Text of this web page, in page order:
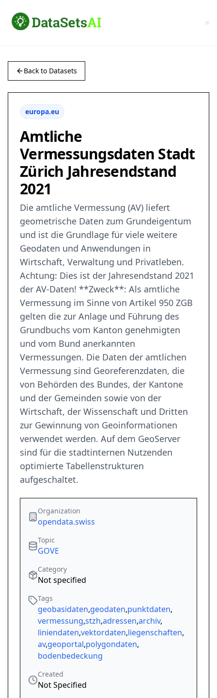
Back to Datasets
europa.eu
Amtliche
Vermessungsdaten Stadt
Zürich Jahresendstand
2021
Die amtliche Vermessung (AV) liefert
geometrische Daten zum Grundeigentum
und ist die Grundlage für viele weitere
Geodaten und Anwendungen in
Wirtschaft, Verwaltung und Privatleben.
Achtung: Dies ist der Jahresendstand 2021
der AV-Daten! **Zweck**: Als amtliche
Vermessung im Sinne von Artikel 950 ZGB
gelten die zur Anlage und Führung des
Grundbuchs vom Kanton genehmigten
und vom Bund anerkannten
Vermessungen. Die Daten der amtlichen
Vermessung sind Georeferenzdaten, die
von Behörden des Bundes, der Kantone
und der Gemeinden sowie von der
Wirtschaft, der Wissenschaft und Dritten
zur Gewinnung von Geoinformationen
verwendet werden. Auf dem GeoServer
sind für die stadtinternen Nutzenden
optimierte Tabellenstrukturen
aufgeschaltet.
Organization
opendata.swiss
Topic
GOVE
Category
Not specified
Tags
geobasidaten,geodaten,punktdaten,
vermessung,stzh,adressen,archiv,
liniendaten,vektordaten,liegenschaften,
av,geoportal,polygondaten,
bodenbedeckung
Created
Not Specified